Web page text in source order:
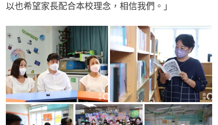
以也希望家長配合本校理念，相信我們。」